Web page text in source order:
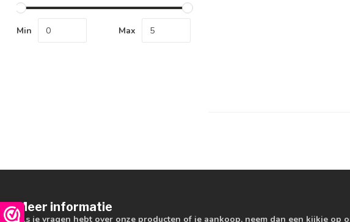
Min Max
Meer informatie
Als je vragen hebt over onze producten of je aankoop, neem dan een kijkje op